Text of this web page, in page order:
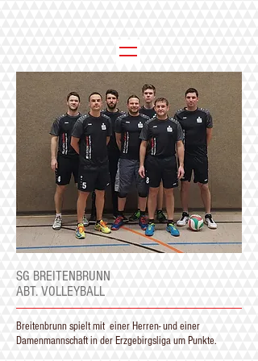
SG BREITENBRUNN
ABT. VOLLEYBALL
Breitenbrunn spielt mit einer Herren- und einer
Damenmannschaft in der Erzgebirgsliga um Punkte.